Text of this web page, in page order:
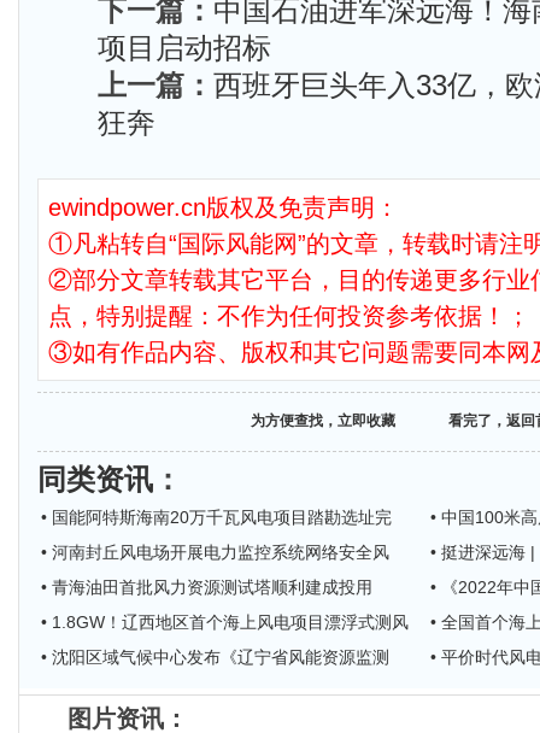
下一篇： 中国石油进军深远海！
项目启动招标
上一篇： 西班牙巨头年入33亿，欧
狂奔
ewindpower.cn版权及免责声明：
①凡粘转自“国际风能网”的文章，转载时请注
②部分文章转载其它平台，目的传递更多行业
点，特别提醒：不作为任何投资参考依据！；
③如有作品内容、版权和其它问题需要同本网
为方便查找，立即收藏 看完了，返回
同类资讯 ：
• 国能阿特斯海南20万千瓦风电项目踏勘选址完
• 中国100米
• 河南封丘风电场开展电力监控系统网络安全风
• 挺进深远海
• 青海油田首批风力资源测试塔顺利建成投用
• 《2022年中
• 1.8GW！辽西地区首个海上风电项目漂浮式测风
• 全国首个海
• 沈阳区域气候中心发布《辽宁省风能资源监测
• 平价时代风
图片资讯：